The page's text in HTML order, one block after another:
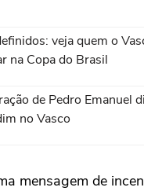
veja quem o
na Copa do Brasil
de Pedro Emanuel
no Vasco
mensagem de